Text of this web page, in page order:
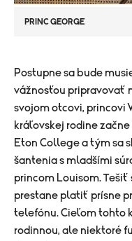
PRINC GEORGE
​Postupne sa bude
vážnosťou pripravovať
svojom otcovi, princovi
kráľovskej rodine
Eton College a tým sa
šantenia s mladšími
princom Louisom. Tešiť
prestane platiť prísne
telefónu.Cieľom tohto
rodinnou, ale niektoré